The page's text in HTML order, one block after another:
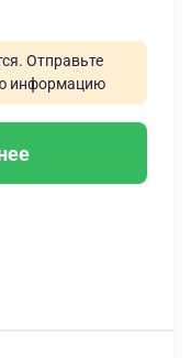
Отправьте
информацию